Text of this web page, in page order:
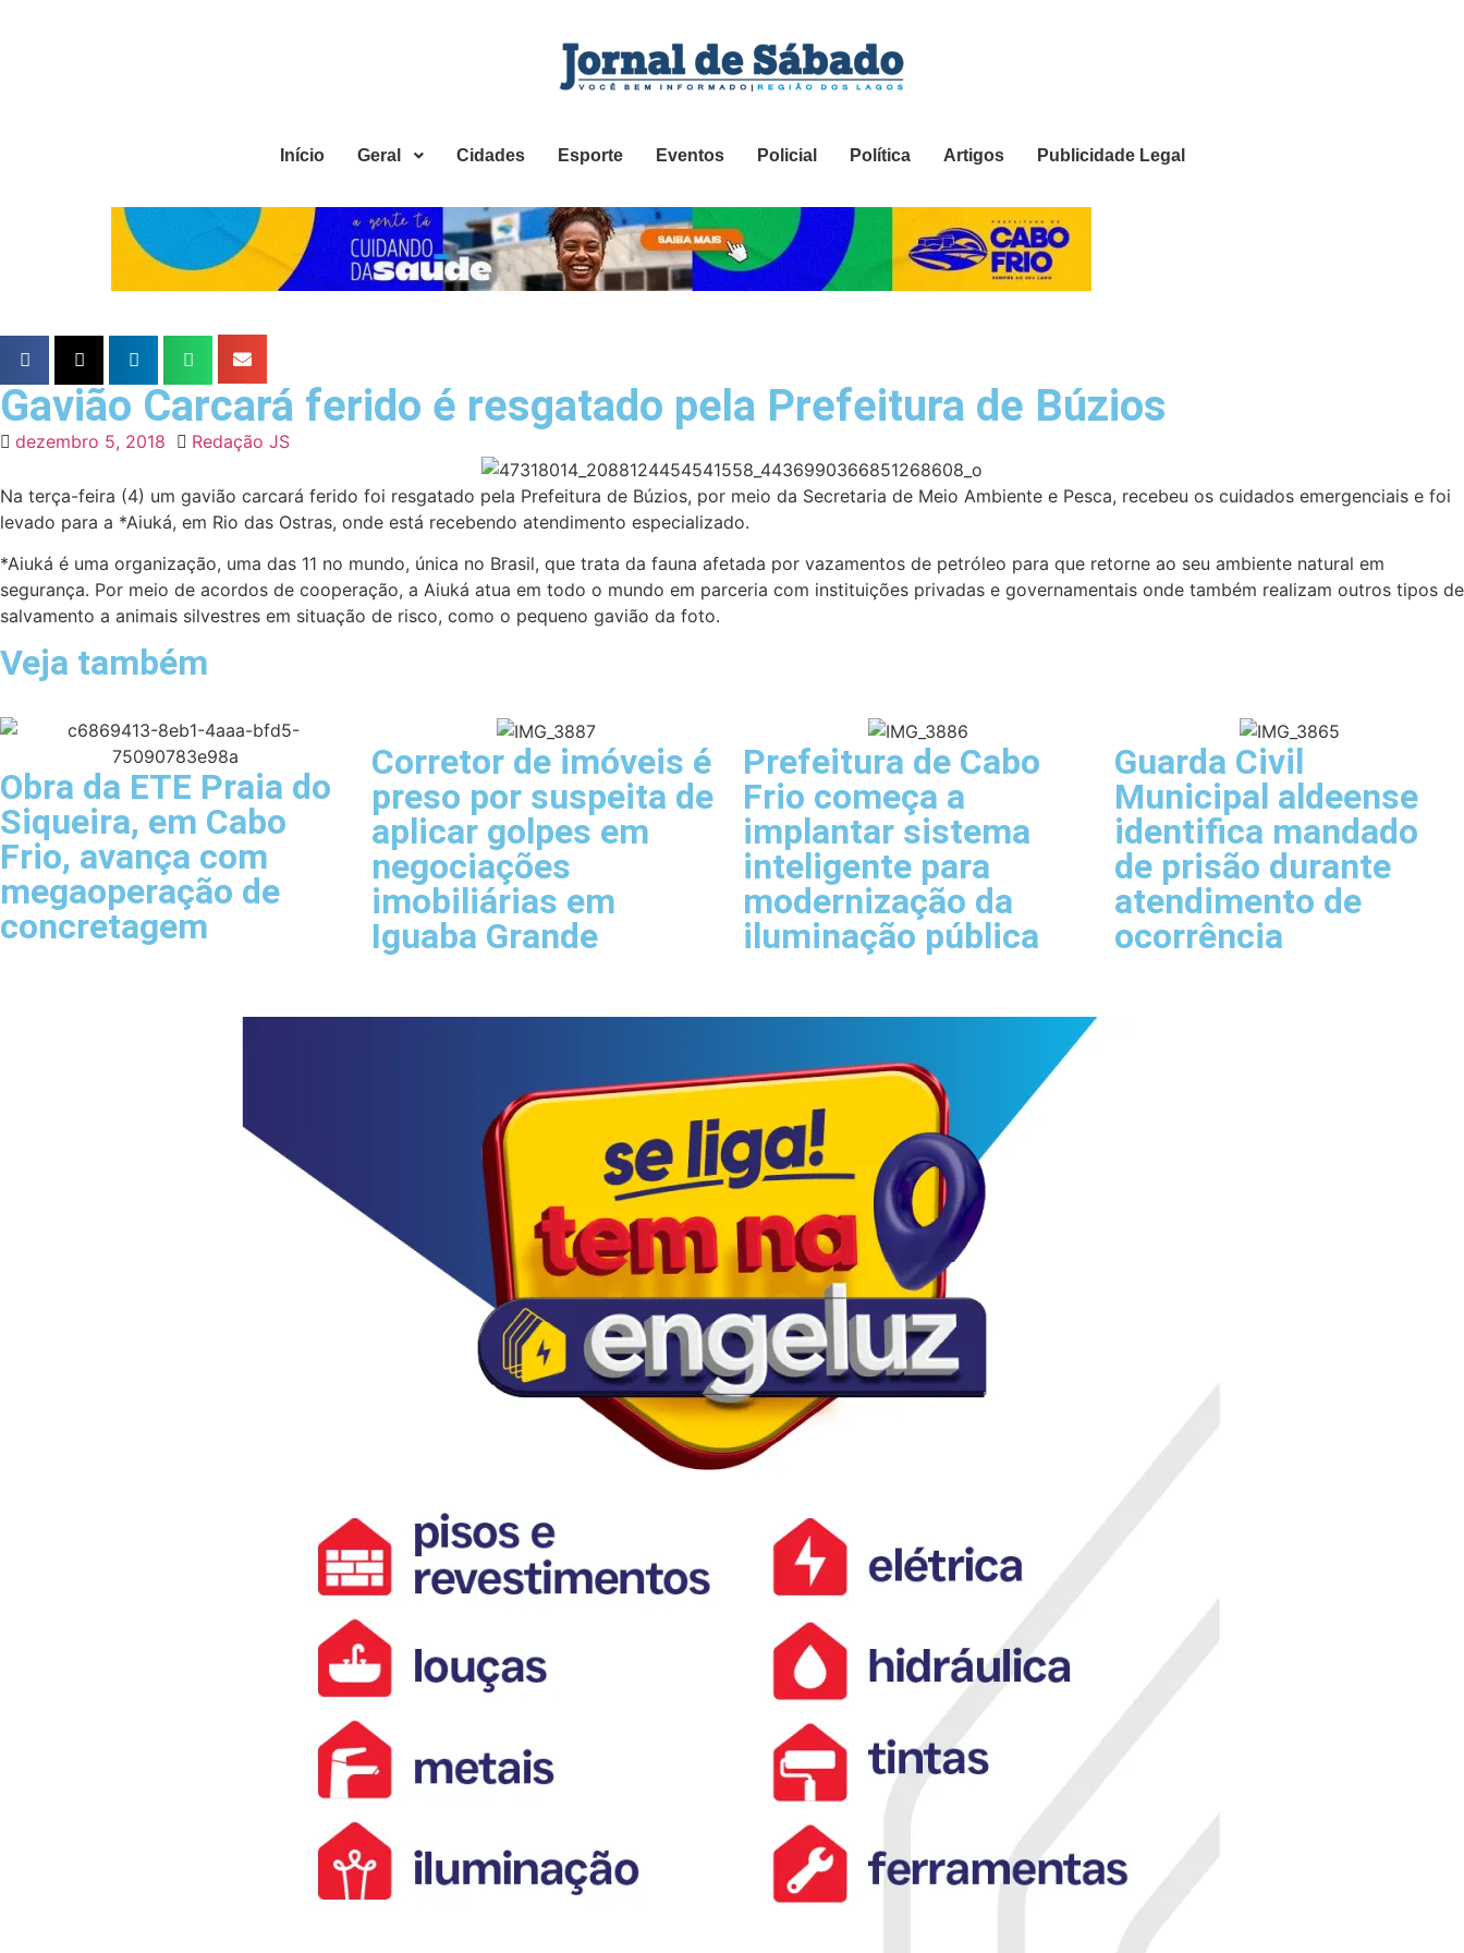
Início Geral Cidades Esporte Eventos Policial Política Artigos Publicidade Legal
Gavião Carcará ferido é resgatado pela Prefeitura de Búzios
dezembro 5, 2018 Redação JS
Na terça-feira (4) um gavião carcará ferido foi resgatado pela Prefeitura de Búzios, por meio da Secretaria de Meio Ambiente e Pesca, recebeu os cuidados emergenciais e foi
levado para a *Aiuká, em Rio das Ostras, onde está recebendo atendimento especializado.
*Aiuká é uma organização, uma das 11 no mundo, única no Brasil, que trata da fauna afetada por vazamentos de petróleo para que retorne ao seu ambiente natural em
segurança. Por meio de acordos de cooperação, a Aiuká atua em todo o mundo em parceria com instituições privadas e governamentais onde também realizam outros tipos de
salvamento a animais silvestres em situação de risco, como o pequeno gavião da foto.
Veja também
Obra da ETE Praia do
Siqueira, em Cabo
Frio, avança com
megaoperação de
concretagem
Corretor de imóveis é
preso por suspeita de
aplicar golpes em
negociações
imobiliárias em
Iguaba Grande
Prefeitura de Cabo
Frio começa a
implantar sistema
inteligente para
modernização da
iluminação pública
Guarda Civil
Municipal aldeense
identifica mandado
de prisão durante
atendimento de
ocorrência